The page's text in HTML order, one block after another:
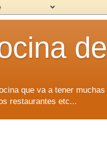
que va a tener
restaurantes etc...